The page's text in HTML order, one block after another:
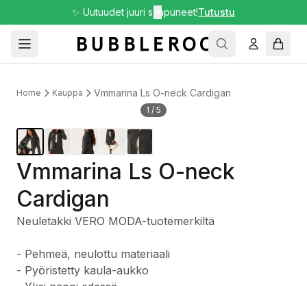
✨ Uutuudet juuri saapuneet!Tutustu
Home Kauppa Vmmarina Ls O-neck Cardigan
1 / 5
Vmmarina Ls O-neck
Cardigan
Neuletakki VERO MODA-tuotemerkiltä
- Pehmeä, neulottu materiaali
- Pyöristetty kaula-aukko